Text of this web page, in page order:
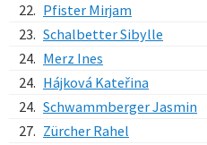
22. Pfister Mirjam
23. Schalbetter Sibylle
24. Merz Ines
24. Hájková Kateřina
24. Schwammberger Jasmin
27. Zürcher Rahel